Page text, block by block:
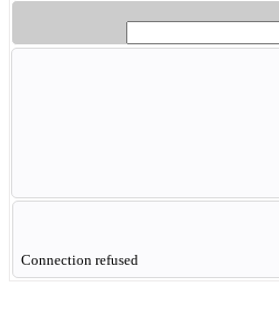
Connection refused